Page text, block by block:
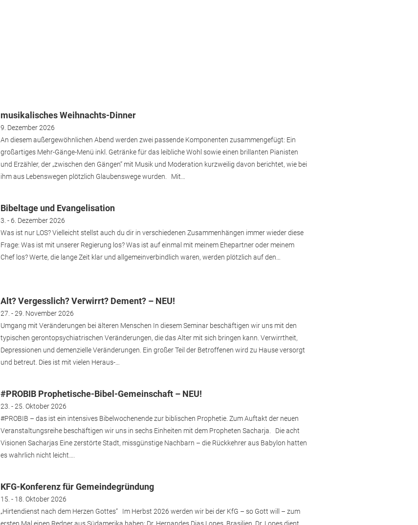
musikalisches Weihnachts-Dinner
9. Dezember 2026
An diesem außergewöhnlichen Abend werden zwei passende Komponenten zusammengefügt: Ein
großartiges Mehr-Gänge-Menü inkl. Getränke für das leibliche Wohl sowie einen brillanten Pianisten
und Erzähler, der „zwischen den Gängen“ mit Musik und Moderation kurzweilig davon berichtet, wie bei
ihm aus Lebenswegen plötzlich Glaubenswege wurden. Mit…
Bibeltage und Evangelisation
3. - 6. Dezember 2026
Was ist nur LOS? Vielleicht stellst auch du dir in verschiedenen Zusammenhängen immer wieder diese
Frage: Was ist mit unserer Regierung los? Was ist auf einmal mit meinem Ehepartner oder meinem
Chef los? Werte, die lange Zeit klar und allgemeinverbindlich waren, werden plötzlich auf den…
Alt? Vergesslich? Verwirrt? Dement? – NEU!
27. - 29. November 2026
Umgang mit Veränderungen bei älteren Menschen In diesem Seminar beschäftigen wir uns mit den
typischen gerontopsychiatrischen Veränderungen, die das Alter mit sich bringen kann. Verwirrtheit,
Depressionen und demenzielle Veränderungen. Ein großer Teil der Betroffenen wird zu Hause versorgt
und betreut. Dies ist mit vielen Heraus-…
#PROBIB Prophetische-Bibel-Gemeinschaft – NEU!
23. - 25. Oktober 2026
#PROBIB – das ist ein intensives Bibelwochenende zur biblischen Prophetie. Zum Auftakt der neuen
Veranstaltungsreihe beschäftigen wir uns in sechs Einheiten mit dem Propheten Sacharja. Die acht
Visionen Sacharjas Eine zerstörte Stadt, missgünstige Nachbarn – die Rückkehrer aus Babylon hatten
es wahrlich nicht leicht….
KFG-Konferenz für Gemeindegründung
15. - 18. Oktober 2026
„Hirtendienst nach dem Herzen Gottes“ Im Herbst 2026 werden wir bei der KfG – so Gott will – zum
ersten Mal einen Redner aus Südamerika haben: Dr. Hernandes Dias Lopes, Brasilien. Dr. Lopes dient